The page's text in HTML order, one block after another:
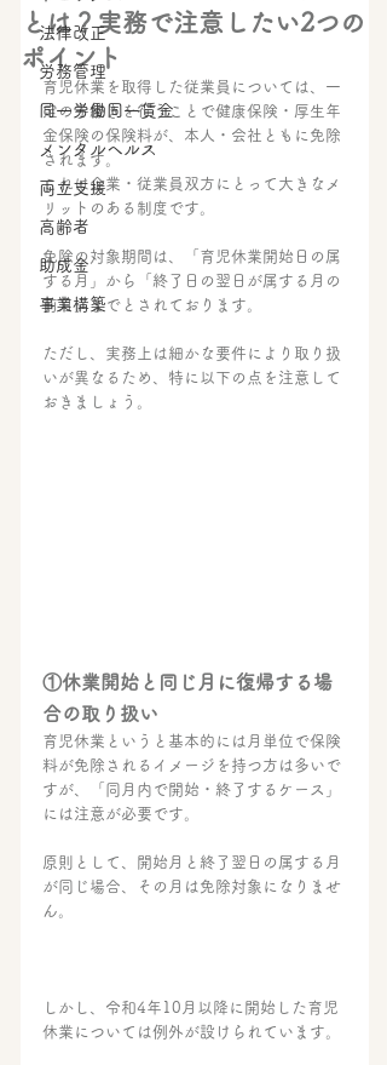
法律改正
労務管理
同一労働同一賃金
メンタルヘルス
両立支援
高齢者
助成金
事業構築
とは？実務で注意したい2つの
ポイント
育児休業を取得した従業員については、一
定の手続きを行うことで健康保険・厚生年
金保険の保険料が、本人・会社ともに免除
されます。
これは企業・従業員双方にとって大きなメ
リットのある制度です。
免除の対象期間は、「育児休業開始日の属
する月」から「終了日の翌日が属する月の
前月」までとされております。
ただし、実務上は細かな要件により取り扱
いが異なるため、特に以下の点を注意して
おきましょう。
①休業開始と同じ月に復帰する場
合の取り扱い
育児休業というと基本的には月単位で保険
料が免除されるイメージを持つ方は多いで
すが、「同月内で開始・終了するケース」
には注意が必要です。
原則として、開始月と終了翌日の属する月
が同じ場合、その月は免除対象になりませ
ん。
しかし、令和4年10月以降に開始した育児
休業については例外が設けられています。